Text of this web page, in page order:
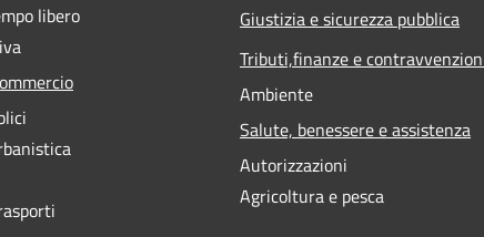
libero
Giustizia e sicurezza pubblica
Tributi,finanze e
Ambiente
Salute, benessere e assistenza
Autorizzazioni
Agricoltura e pesca